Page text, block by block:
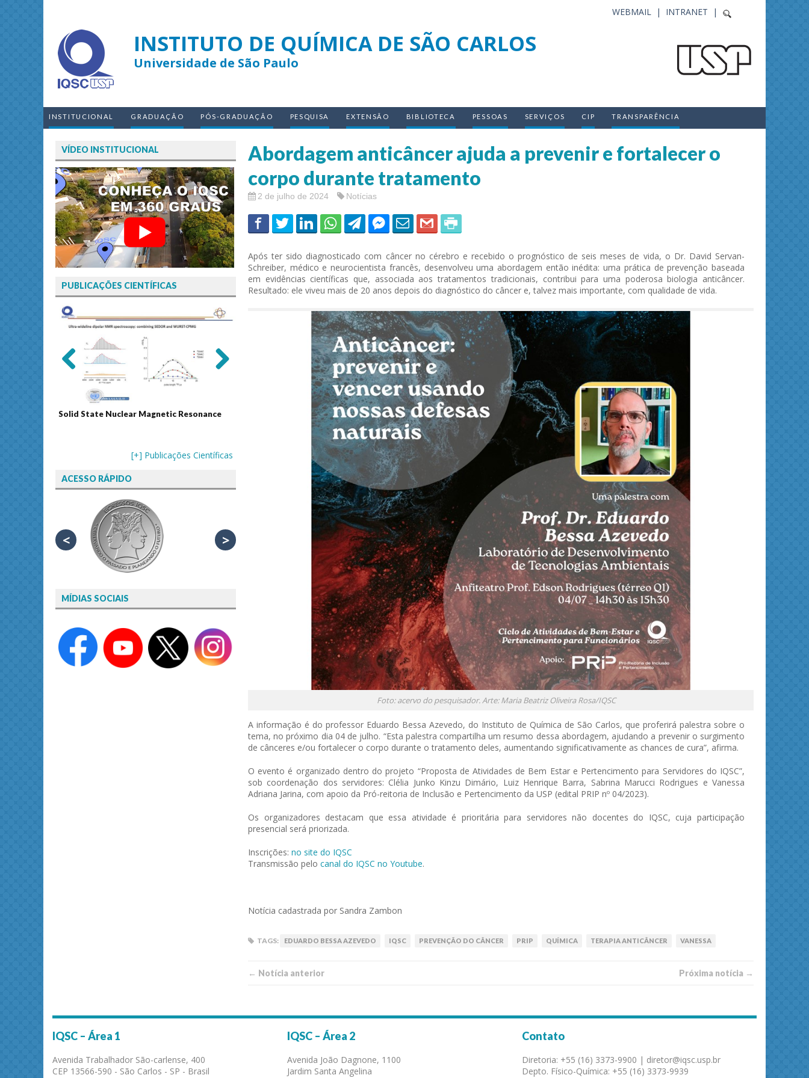
INTRANET |
WEBMAIL |
INSTITUTO DE QUÍMICA DE SÃO CARLOS
Universidade de São Paulo
INSTITUCIONAL GRADUAÇÃO PÓS-GRADUAÇÃO PESQUISA EXTENSÃO BIBLIOTECA PESSOAS SERVIÇOS CIP TRANSPARÊNCIA
Abordagem anticâncer ajuda a prevenir e fortalecer o
corpo durante tratamento
2 de julho de 2024 Notícias
Após ter sido diagnosticado com câncer no cérebro e recebido o prognóstico de seis meses de vida, o Dr. David Servan-
Schreiber, médico e neurocientista francês, desenvolveu uma abordagem então inédita: uma prática de prevenção baseada
em evidências científicas que, associada aos tratamentos tradicionais, contribui para uma poderosa biologia anticâncer.
Resultado: ele viveu mais de 20 anos depois do diagnóstico do câncer e, talvez mais importante, com qualidade de vida.
Foto: acervo do pesquisador. Arte: Maria Beatriz Oliveira Rosa/IQSC
A informação é do professor Eduardo Bessa Azevedo, do Instituto de Química de São Carlos, que proferirá palestra sobre o
tema, no próximo dia 04 de julho. “Esta palestra compartilha um resumo dessa abordagem, ajudando a prevenir o surgimento
de cânceres e/ou fortalecer o corpo durante o tratamento deles, aumentando significativamente as chances de cura”, afirma.
O evento é organizado dentro do projeto “Proposta de Atividades de Bem Estar e Pertencimento para Servidores do IQSC”,
sob coordenação dos servidores: Clélia Junko Kinzu Dimário, Luiz Henrique Barra, Sabrina Marucci Rodrigues e Vanessa
Adriana Jarina, com apoio da Pró-reitoria de Inclusão e Pertencimento da USP (edital PRIP nº 04/2023).
Os organizadores destacam que essa atividade é prioritária para servidores não docentes do IQSC, cuja participação
presencial será priorizada.
Inscrições: no site do IQSC
Transmissão pelo canal do IQSC no Youtube.
Notícia cadastrada por Sandra Zambon
TAGS: EDUARDO BESSA AZEVEDO IQSC PREVENÇÃO DO CÂNCER PRIP QUÍMICA TERAPIA ANTICÂNCER VANESSA
← Notí­cia anterior Próxima notí­­cia →
VÍDEO INSTITUCIONAL
PUBLICAÇÕES CIENTÍFICAS
Solid State Nuclear Magnetic Resonance Journal of Separation Science
Sustainable Energy Technologies and
Assessments
Journal of Molecular Liquids
[+] Publicações Científicas
ACESSO RÁPIDO
< >
MÍDIAS SOCIAIS
IQSC – Área 1
Avenida Trabalhador São-carlense, 400
CEP 13566-590 - São Carlos - SP - Brasil
IQSC – Área 2
Avenida João Dagnone, 1100
Jardim Santa Angelina
Contato
Diretoria: +55 (16) 3373-9900 | diretor@iqsc.usp.br
Depto. Físico-Química: +55 (16) 3373-9939